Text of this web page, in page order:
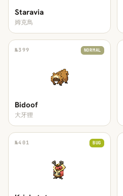
Staravia
姆克鳥
№399 NORMAL
Bidoof
大牙狸
№401 BUG